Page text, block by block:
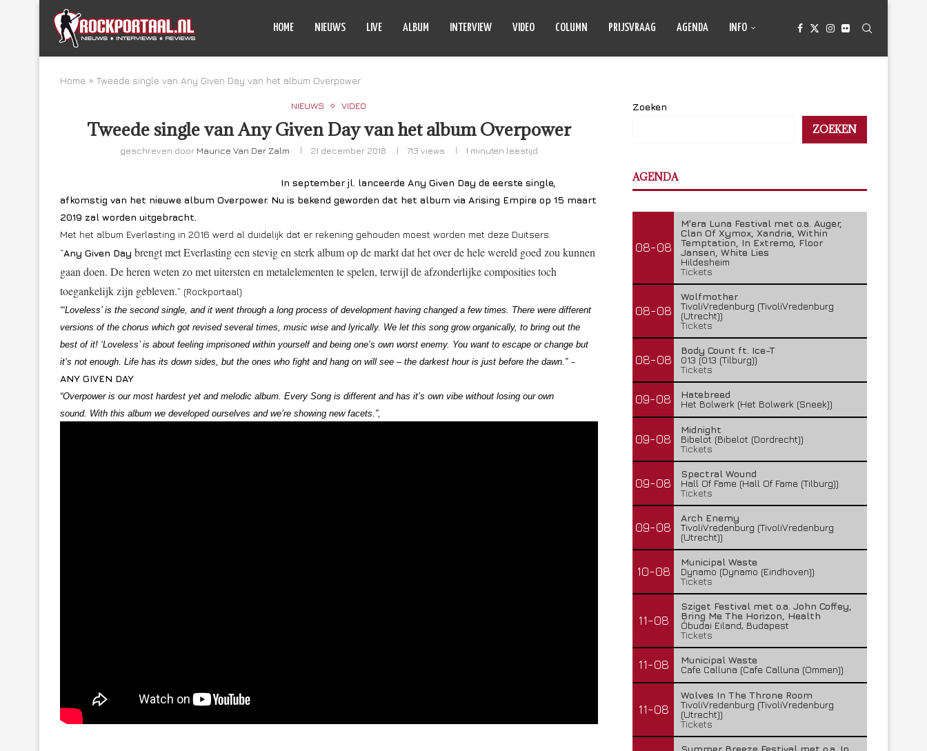
HOME NIEUWS LIVE ALBUM INTERVIEW VIDEO COLUMN PRIJSVRAAG AGENDA INFO
Home » Tweede single van Any Given Day van het album Overpower
NIEUWS VIDEO
Tweede single van Any Given Day van het album Overpower
geschreven door Maurice Van Der Zalm 21 december 2018 713 views 1 minuten leestijd
In september jl. lanceerde Any Given Day de eerste single,
afkomstig van het nieuwe album Overpower. Nu is bekend geworden dat het album via Arising Empire op 15 maart
2019 zal worden uitgebracht.
Met het album Everlasting in 2016 werd al duidelijk dat er rekening gehouden moest worden met deze Duitsers.
“Any Given Day brengt met Everlasting een stevig en sterk album op de markt dat het over de hele wereld goed zou kunnen
gaan doen. De heren weten zo met uitersten en metalelementen te spelen, terwijl de afzonderlijke composities toch
toegankelijk zijn gebleven.” (Rockportaal)
“‘Loveless’ is the second single, and it went through a long process of development having changed a few times. There were different
versions of the chorus which got revised several times, music wise and lyrically. We let this song grow organically, to bring out the
best of it! ‘Loveless’ is about feeling imprisoned within yourself and being one’s own worst enemy. You want to escape or change but
it’s not enough. Life has its down sides, but the ones who fight and hang on will see – the darkest hour is just before the dawn.”–
ANY GIVEN DAY
“Overpower is our most hardest yet and melodic album. Every Song is different and has it’s own vibe without losing our own
sound. With this album we developed ourselves and we’re showing new facets.”,
Zoeken
ZOEKEN
AGENDA
08-08
M'era Luna Festival met o.a. Auger,
Clan Of Xymox, Xandria, Within
Temptation, In Extremo, Floor
Jansen, White Lies
Hildesheim
Tickets
08-08
Wolfmother
TivoliVredenburg (TivoliVredenburg
(Utrecht))
Tickets
08-08
Body Count ft. Ice-T
013 (013 (Tilburg))
Tickets
09-08
Hatebreed
Het Bolwerk (Het Bolwerk (Sneek))
09-08
Midnight
Bibelot (Bibelot (Dordrecht))
Tickets
09-08
Spectral Wound
Hall Of Fame (Hall Of Fame (Tilburg))
Tickets
09-08
Arch Enemy
TivoliVredenburg (TivoliVredenburg
(Utrecht))
10-08
Municipal Waste
Dynamo (Dynamo (Eindhoven))
Tickets
11-08
Sziget Festival met o.a. John Coffey,
Bring Me The Horizon, Health
Óbudai Eiland, Budapest
Tickets
11-08
Municipal Waste
Cafe Calluna (Cafe Calluna (Ommen))
11-08
Wolves In The Throne Room
TivoliVredenburg (TivoliVredenburg
(Utrecht))
Tickets
Summer Breeze Festival met o.a. In